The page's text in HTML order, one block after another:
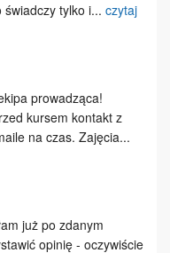
tylko i... czytaj
prowadząca!
kursem kontakt z
na czas. Zajęcia...
już po zdanym
opinię - oczywiście